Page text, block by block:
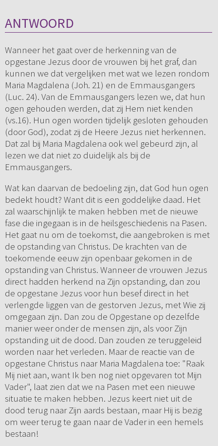
ANTWOORD
Wanneer het gaat over de herkenning van de
opgestane Jezus door de vrouwen bij het graf, dan
kunnen we dat vergelijken met wat we lezen rondom
Maria Magdalena (Joh. 21) en de Emmausgangers
(Luc. 24). Van de Emmausgangers lezen we, dat hun
ogen gehouden werden, dat zij Hem niet kenden
(vs.16). Hun ogen worden tijdelijk gesloten gehouden
(door God), zodat zij de Heere Jezus niet herkennen.
Dat zal bij Maria Magdalena ook wel gebeurd zijn, al
lezen we dat niet zo duidelijk als bij de
Emmausgangers.
Wat kan daarvan de bedoeling zijn, dat God hun ogen
bedekt houdt? Want dit is een goddelijke daad. Het
zal waarschijnlijk te maken hebben met de nieuwe
fase die ingegaan is in de heilsgeschiedenis na Pasen.
Het gaat nu om de toekomst, die aangebroken is met
de opstanding van Christus. De krachten van de
toekomende eeuw zijn openbaar gekomen in de
opstanding van Christus. Wanneer de vrouwen Jezus
direct hadden herkend na Zijn opstanding, dan zou
de opgestane Jezus voor hun besef direct in het
verlengde liggen van de gestorven Jezus, met Wie zij
omgegaan zijn. Dan zou de Opgestane op dezelfde
manier weer onder de mensen zijn, als voor Zijn
opstanding uit de dood. Dan zouden ze teruggeleid
worden naar het verleden. Maar de reactie van de
opgestane Christus naar Maria Magdalena toe: "Raak
Mij niet aan, want Ik ben nog niet opgevaren tot Mijn
Vader", laat zien dat we na Pasen met een nieuwe
situatie te maken hebben. Jezus keert niet uit de
dood terug naar Zijn aards bestaan, maar Hij is bezig
om weer terug te gaan naar de Vader in een hemels
bestaan!